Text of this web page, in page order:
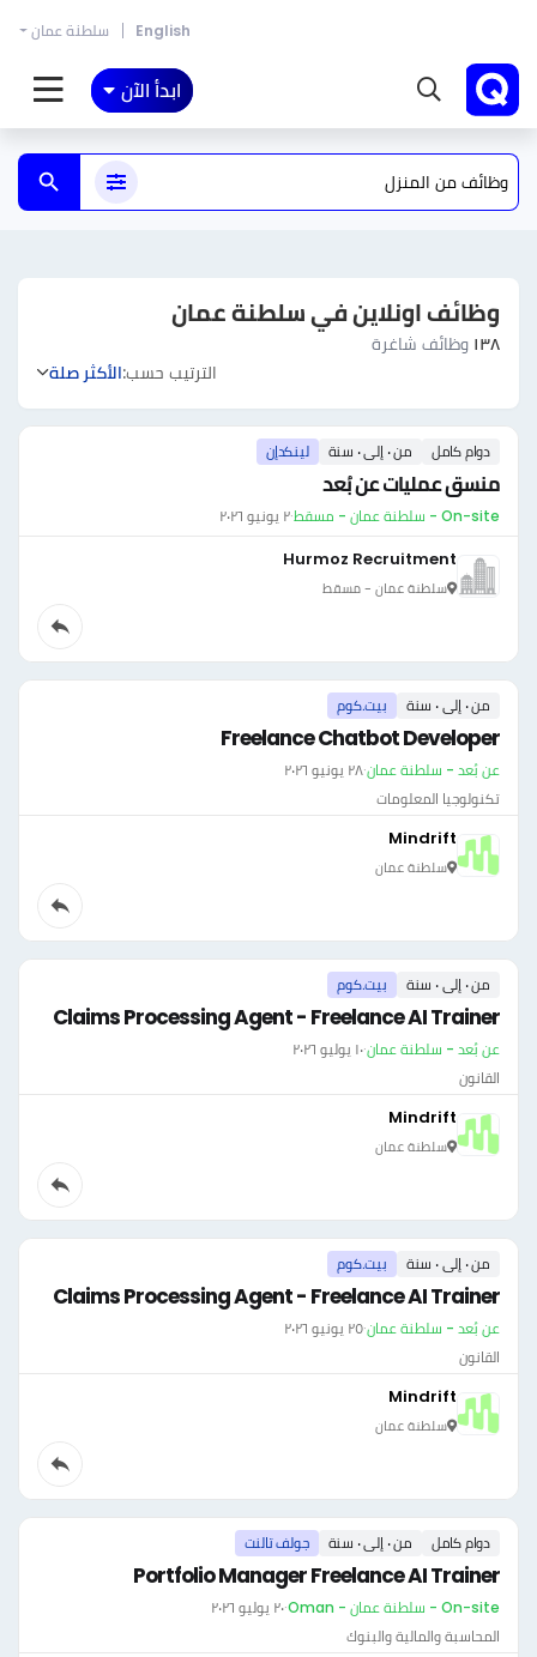
English سلطنة عمان
ابدأ الآن
وظائف اونلاين في سلطنة عمان
١٣٨ وظائف شاغرة
الترتيب حسب:الأكثر صلة
دوام كامل من ٠ إلى ٠ سنة لينكدإن
منسق عمليات عن بُعد
On-site - سلطنة عمان - مسقط ·٢ يونيو ٢٠٢٦
Hurmoz Recruitment
سلطنة عمان - مسقط
من ٠ إلى ٠ سنة بيت.كوم
Freelance Chatbot Developer
عن بُعد - سلطنة عمان·٢٨ يونيو ٢٠٢٦
تكنولوجيا المعلومات
Mindrift
سلطنة عمان
من ٠ إلى ٠ سنة بيت.كوم
Claims Processing Agent - Freelance AI Trainer
عن بُعد - سلطنة عمان·١٠ يوليو ٢٠٢٦
القانون
Mindrift
سلطنة عمان
من ٠ إلى ٠ سنة بيت.كوم
Claims Processing Agent - Freelance AI Trainer
عن بُعد - سلطنة عمان·٢٥ يونيو ٢٠٢٦
القانون
Mindrift
سلطنة عمان
دوام كامل من ٠ إلى ٠ سنة جولف تالنت
Portfolio Manager Freelance AI Trainer
On-site - سلطنة عمان - Oman ·٢٠ يوليو ٢٠٢٦
المحاسبة والمالية والبنوك